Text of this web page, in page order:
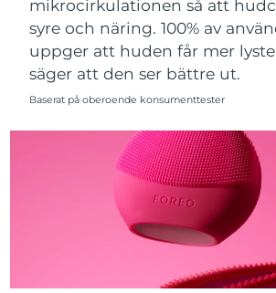
mikrocirkulationen så att
syre och näring. 100% av
uppger att huden får mer
säger att den ser bättre ut.
Baserat på oberoende konsumenttester
Slovakien
Slovenien